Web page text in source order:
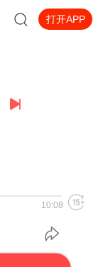
打开APP
10:08